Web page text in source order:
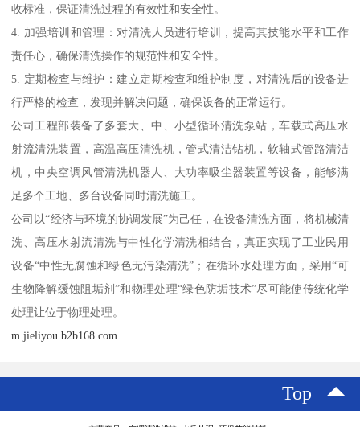
收标准，保证清洗过程的有效性和安全性。
4. 加强培训和管理：对清洗人员进行培训，提高其技能水平和工作
责任心，确保清洗操作的规范性和安全性。
5. 定期检查与维护：建立定期检查和维护制度，对清洗后的设备进
行严格的检查，发现并解决问题，确保设备的正常运行。
公司工程部装备了多套大、中、小型循环清洗泵站，车载式高压水
射流清洗装置，高温高压清洗机，管式清洁钻机，软轴式管路清洁
机，中央空调风管清洗机器人、大功率吸尘器装置等设备，能够满
足多个工地、多台设备同时清洗施工。
公司以“经济与环境的协调发展”为己任，在设备清洗方面，将机械清
洗、高压水射流清洗与中性化学清洗相结合，真正实现了工业民用
设备“中性无腐蚀和绿色无污染清洗”；在循环水处理方面，采用“可
生物降解缓蚀阻垢剂”和物理处理“绿色防垢技术”尽可能使传统化学
处理让位于物理处理。
m.jieliyou.b2b168.com
Top